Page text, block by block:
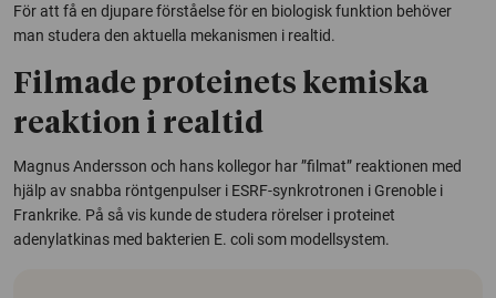
För att få en djupare förståelse för en biologisk funktion behöver
man studera den aktuella mekanismen i realtid.
Filmade proteinets kemiska
reaktion i realtid
Magnus Andersson och hans kollegor har ”filmat” reaktionen med
hjälp av snabba röntgenpulser i ESRF-synkrotronen i Grenoble i
Frankrike. På så vis kunde de studera rörelser i proteinet
adenylatkinas med bakterien E. coli som modellsystem.